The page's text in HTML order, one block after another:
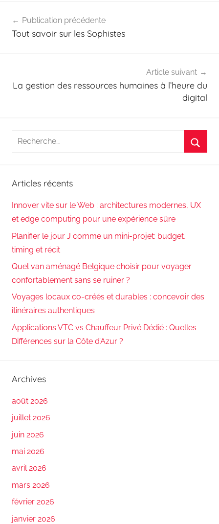
de
Publication précédente
Tout savoir sur les Sophistes
Article suivant
La gestion des ressources humaines à l’heure du
digital
Recherche
Articles récents
Innover vite sur le Web : architectures modernes, UX
et edge computing pour une expérience sûre
Planifier le jour J comme un mini-projet: budget,
timing et récit
Quel van aménagé Belgique choisir pour voyager
confortablement sans se ruiner ?
Voyages locaux co-créés et durables : concevoir des
itinéraires authentiques
Applications VTC vs Chauffeur Privé Dédié : Quelles
Différences sur la Côte d’Azur ?
Archives
août 2026
juillet 2026
juin 2026
mai 2026
avril 2026
mars 2026
février 2026
janvier 2026